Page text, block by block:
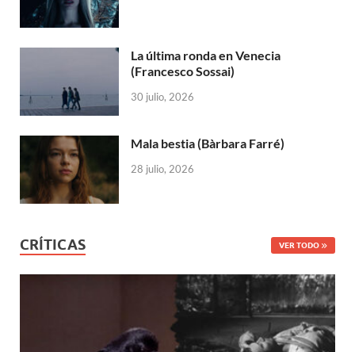
La última ronda en Venecia
(Francesco Sossai)
30 julio, 2026
Mala bestia (Bàrbara Farré)
28 julio, 2026
CRÍTICAS VER TODO